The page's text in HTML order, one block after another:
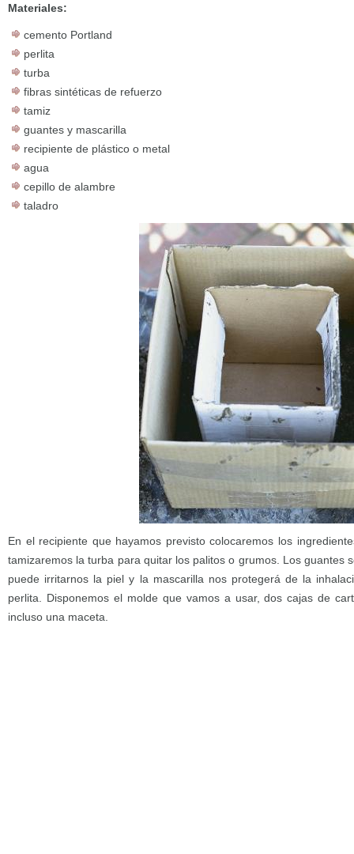
Materiales:
cemento Portland
perlita
turba
fibras sintéticas de refuerzo
tamiz
guantes y mascarilla
recipiente de plástico o metal
agua
cepillo de alambre
taladro
En el recipiente que hayamos previsto colocaremos los
tamizaremos la turba para quitar los palitos o grumos. Los guantes
puede irritarnos la piel y la mascarilla nos protegerá de la
perlita. Disponemos el molde que vamos a usar, dos cajas de
incluso una maceta.